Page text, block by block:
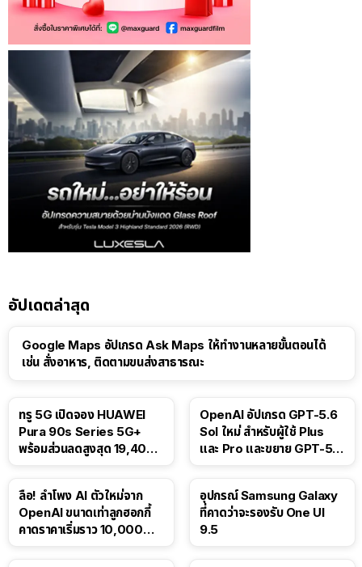
อัปเดตล่าสุด
Google Maps อัปเกรด Ask Maps ให้ทำงานหลายขั้นตอนได้
เช่น สั่งอาหาร, ติดตามขนส่งสาธารณะ
ทรู 5G เปิดจอง HUAWEI
Pura 90s Series 5G+
พร้อมส่วนลดสูงสุด 19,400
OpenAI อัปเกรด GPT-5.6
Sol ใหม่ สำหรับผู้ใช้ Plus
และ Pro และขยาย GPT-5.6
ลือ! ลำโพง AI ตัวใหม่จาก
OpenAI ขนาดเท่าลูกฮอกกี้
คาดราคาเริ่มราว 10,000
อุปกรณ์ Samsung Galaxy
ที่คาดว่าจะรองรับ One UI
9.5